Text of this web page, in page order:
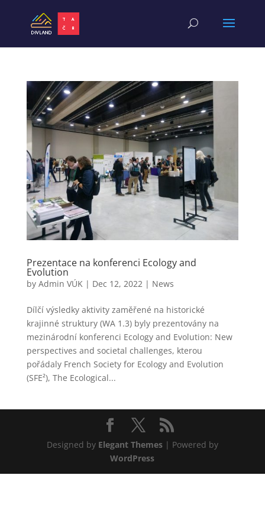
Prezentace na konferenci Ecology and
Evolution
by Admin VÚK | Dec 12, 2022 | News
Dílčí výsledky aktivity zaměřené na historické
krajinné struktury (WA 1.3) byly prezentovány na
mezinárodní konferenci Ecology and Evolution: New
perspectives and societal challenges, kterou
pořádaly French Society for Ecology and Evolution
(SFE²), The Ecological...
Designed by Elegant Themes| Powered by
WordPress